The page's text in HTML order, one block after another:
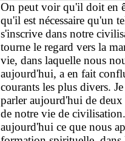
On peut voir qu'il doit en
qu'il est nécessaire qu'un
s'inscrive dans notre
tourne le regard vers la
vie, dans laquelle nous
aujourd'hui, a en fait
courants les plus divers.
parler aujourd'hui de
de notre vie de
aujourd'hui ce que nous